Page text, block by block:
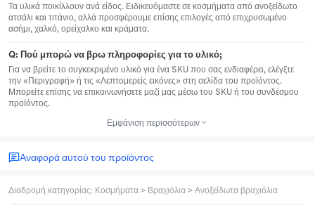
Τα υλικά ποικίλλουν ανά είδος. Ειδικευόμαστε σε κοσμήματα από ανοξείδωτο
ατσάλι και τιτάνιο, αλλά προσφέρουμε επίσης επιλογές από επιχρυσωμένο
ασήμι, χαλκό, ορείχαλκο και κράματα.
Q: Πού μπορώ να βρω πληροφορίες για το υλικό;
Για να βρείτε το συγκεκριμένο υλικό για ένα SKU που σας ενδιαφέρει, ελέγξτε
την «Περιγραφή» ή τις «Λεπτομερείς εικόνες» στη σελίδα του προϊόντος.
Μπορείτε επίσης να επικοινωνήσετε μαζί μας μέσω του SKU ή του συνδέσμου
προϊόντος.
Εμφάνιση περισσότερων
Αναφορά αυτού του προϊόντος
Διαδρομή κατηγορίας: Κοσμήματα > Βραχιόλια > Ανοξείδωτα βραχιόλια